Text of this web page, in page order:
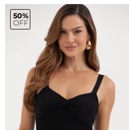
50%
OFF